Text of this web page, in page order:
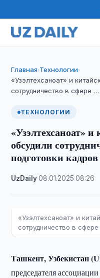
Главная›Технологии›
«Узэлтехсаноат» и
сотрудничество в сфере …
ТЕХНОЛОГИИ
«Узэлтехсаноат»
обсудили
подготовки кадров
UzDaily·08.01.2025 ·08:26
«Узэлтехсаноат» и
сотрудничество в
Ташкент, Узбекистан
председателя